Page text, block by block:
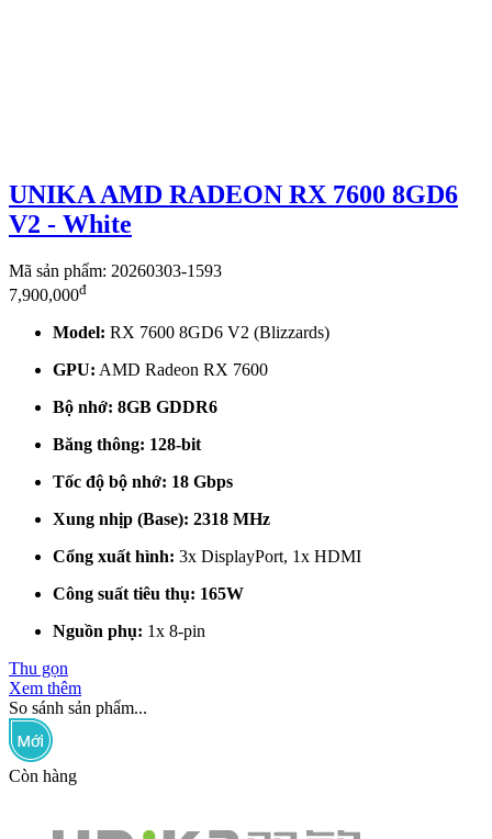
UNIKA AMD RADEON RX 7600 8GD6
V2 - White
Mã sản phẩm: 20260303-1593
7,900,000đ
Model: RX 7600 8GD6 V2 (Blizzards)
GPU: AMD Radeon RX 7600
Bộ nhớ: 8GB GDDR6
Băng thông: 128-bit
Tốc độ bộ nhớ: 18 Gbps
Xung nhịp (Base): 2318 MHz
Cổng xuất hình: 3x DisplayPort, 1x HDMI
Công suất tiêu thụ: 165W
Nguồn phụ: 1x 8-pin
Thu gọn
Xem thêm
So sánh sản phẩm...
Còn hàng